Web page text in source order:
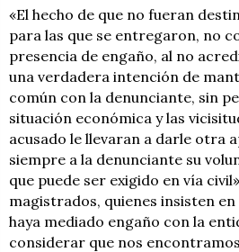
«El hecho de que no fueran
para las que se entregaron, no
presencia de engaño, al no
una verdadera intención de
común con la denunciante, sin
situación económica y las
acusado le llevaran a darle otra
siempre a la denunciante su
que puede ser exigido en vía
magistrados, quienes insisten
haya mediado engaño con la
considerar que nos